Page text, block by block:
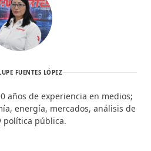
FUENTES LÓPEZ
años de experiencia en medios;
energía, mercados, análisis de
política pública.